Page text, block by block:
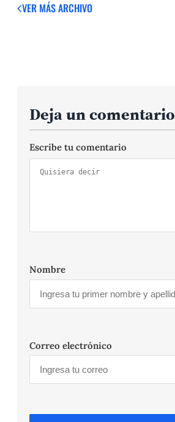
VER MÁSARCHIVO
Deja un comentario
Escribe tu comentario
Nombre
Correo electrónico